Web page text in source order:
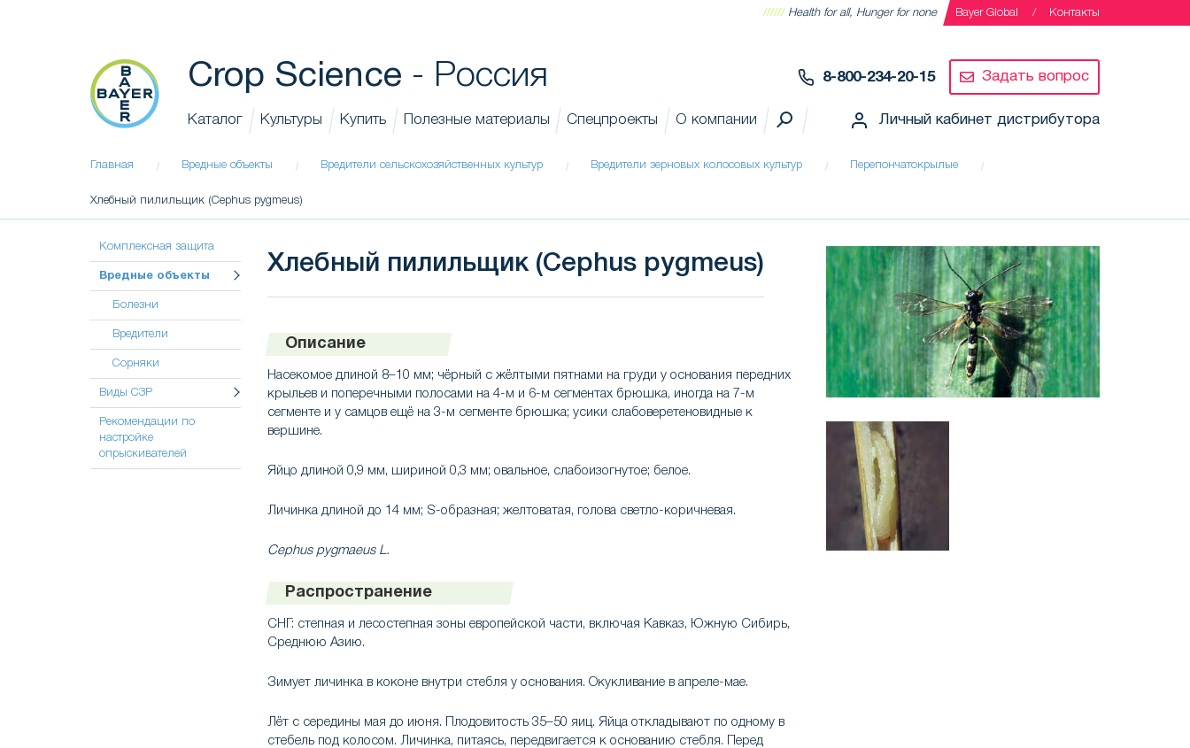
////// Health for all, Hunger for none Bayer Global Контакты
Crop Science - Россия Задать вопрос
8-800-234-20-15
Каталог Культуры Купить Полезные материалы Спецпроекты О компании Личный кабинет дистрибутора
Главная Вредные объекты Вредители сельскохозяйственных культур Вредители зерновых колосовых культур Перепончатокрылые
Хлебный пилильщик (Cephus pygmeus)
Комплексная защита
Вредные объекты
Болезни
Вредители
Сорняки
Виды СЗР
Рекомендации по
настройке
опрыскивателей
Хлебный пилильщик (Cephus pygmeus)
Описание
Насекомое длиной 8–10 мм; чёрный с жёлтыми пятнами на груди у основания передних
крыльев и поперечными полосами на 4-м и 6-м сегментах брюшка, иногда на 7-м
сегменте и у самцов ещё на 3-м сегменте брюшка; усики слабоверетеновидные к
вершине.
Яйцо длиной 0,9 мм, шириной 0,3 мм; овальное, слабоизогнутое; белое.
Личинка длиной до 14 мм; S-образная; желтоватая, голова светло-коричневая.
Cephus pygmaeus L.
Распространение
СНГ: степная и лесостепная зоны европейской части, включая Кавказ, Южную Сибирь,
Среднюю Азию.
Зимует личинка в коконе внутри стебля у основания. Окукливание в апреле-мае.
Лёт с середины мая до июня. Плодовитость 35–50 яиц. Яйца откладывают по одному в
стебель под колосом. Личинка, питаясь, передвигается к основанию стебля. Перед